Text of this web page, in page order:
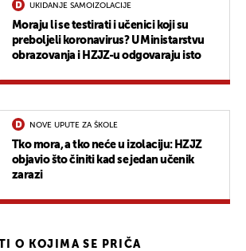
UKIDANJE SAMOIZOLACIJE
Moraju li se testirati i učenici koji su
preboljeli koronavirus? U Ministarstvu
obrazovanja i HZJZ-u odgovaraju isto
NOVE UPUTE ZA ŠKOLE
Tko mora, a tko neće u izolaciju: HZJZ
objavio što činiti kad se jedan učenik
zarazi
O KOJIMA SE PRIČA